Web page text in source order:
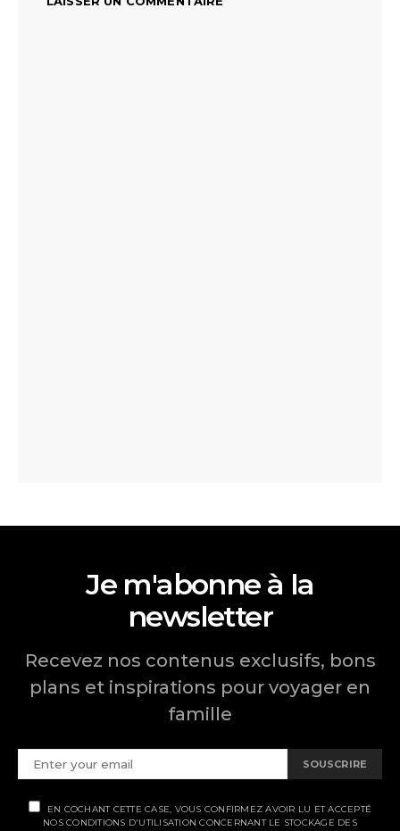
Je m'abonne à la
newsletter
Recevez nos contenus exclusifs, bons
plans et inspirations pour voyager en
famille
SOUSCRIRE
EN COCHANT CETTE CASE, VOUS CONFIRMEZ AVOIR LU ET ACCEPTÉ
NOS CONDITIONS D'UTILISATION CONCERNANT LE STOCKAGE DES